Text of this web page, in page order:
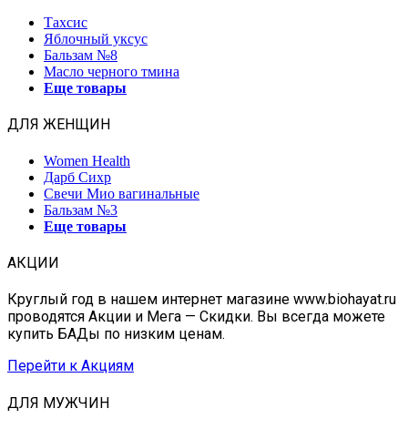
Тахсис
Яблочный уксус
Бальзам №8
Масло черного тмина
Еще товары
ДЛЯ ЖЕНЩИН
Women Health
Дарб Сихр
Свечи Мио вагинальные
Бальзам №3
Еще товары
АКЦИИ
Круглый год в нашем интернет магазине www.biohayat.ru
проводятся Акции и Мега — Скидки. Вы всегда можете
купить БАДы по низким ценам.
Перейти к Акциям
ДЛЯ МУЖЧИН